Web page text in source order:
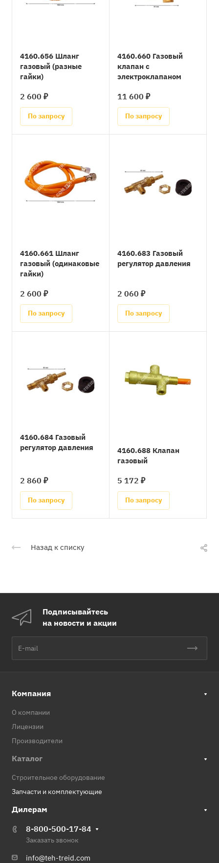
4160.656 Шланг
газовый (разные
гайки)
2 600 ₽
По запросу
4160.660 Газовый
клапан с
электроклапаном
11 600 ₽
По запросу
4160.661 Шланг
газовый (одинаковые
гайки)
2 600 ₽
По запросу
4160.683 Газовый
регулятор давления
2 060 ₽
По запросу
4160.684 Газовый
регулятор давления
2 860 ₽
По запросу
4160.688 Клапан
газовый
5 172 ₽
По запросу
Назад к списку
Подписывайтесь
на новости и акции
Компания
О компании
Лицензии
Производители
Каталог
Строительное оборудование
Запчасти и комплектующие
Дилерам
8-800-500-17-84
Заказать звонок
info@teh-treid.com